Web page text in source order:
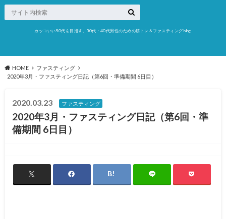
カッコいい50代を目指す、30代・40代男性のための筋トレ＆ファスティングblog
HOME
ファスティング
2020年3月・ファスティング日記（第6回・準備期間 6日目）
2020.03.23 ファスティング
2020年3月・ファスティング日記（第6回・準
備期間 6日目）